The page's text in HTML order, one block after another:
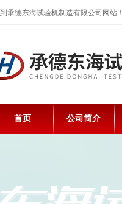
承德东海试验机制造有限公司网站！
首页 公司简介